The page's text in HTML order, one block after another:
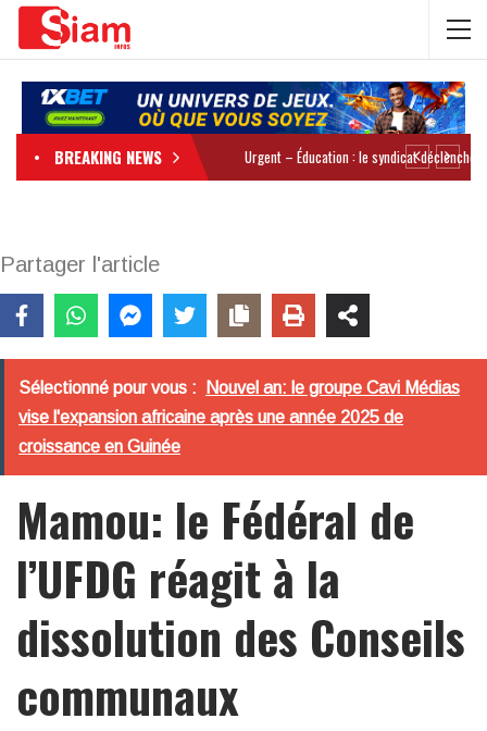
BREAKING NEWS
Partager l'article
Sélectionné pour vous :
Nouvel an: le groupe Cavi Médias
vise l'expansion africaine après une année 2025 de
croissance en Guinée
Mamou: le Fédéral de
l’UFDG réagit à la
dissolution des Conseils
communaux